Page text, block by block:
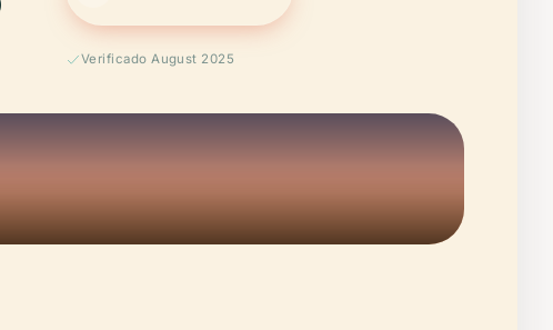
Verificado August 2025